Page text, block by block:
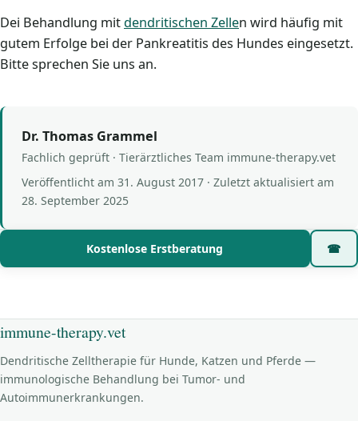
Dei Behandlung mitdendritischen Zellen wird häufig mit
gutem Erfolge bei der Pankreatitis des Hundes eingesetzt.
Bitte sprechen Sie uns an.
Dr. Thomas Grammel
Fachlich geprüft · Tierärztliches Team immune-therapy.vet
Veröffentlicht am 31. August 2017 · Zuletzt aktualisiert am
28. September 2025
Kostenlose Erstberatung ☎
immune-therapy.vet
Dendritische Zelltherapie für Hunde, Katzen und Pferde —
immunologische Behandlung bei Tumor- und
Autoimmunerkrankungen.